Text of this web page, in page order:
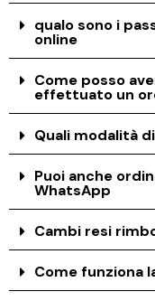
qualo sono i
online
Come posso
effettuato un
Quali modalità
Puoi anche
WhatsApp
Cambi resi
Come funziona